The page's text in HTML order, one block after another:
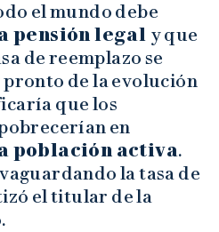
el mundo debe
pensión legal y que
de reemplazo se
de la evolución
que los
en
población activa.
la tasa de
el titular de la